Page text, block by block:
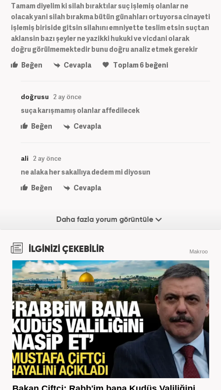
Tamam diyelim ki silah bıraktılar suç işlemiş olanlar ne
olacak yani silah bırakma bütün günahları ortuyorsa cinayeti
işlemiş biriside gitsin silahını emniyette teslim etsin suçtan
aklansin bazı şeyler ne yazikki hukuki ve vicdani olarak
doğru görülmemektedir bunu doğru analiz etmek gerekir
Beğen
Cevapla Toplam6 beğeni
doğrusu 2 ay önce
suça karışmamış olanlar affedilecek
Beğen
Cevapla
ali 2 ay önce
ne alaka her sakallıya dedem mi diyosun
Beğen
Cevapla
Daha fazla yorum görüntüle
İLGİNİZİ ÇEKEBİLİR Makroo